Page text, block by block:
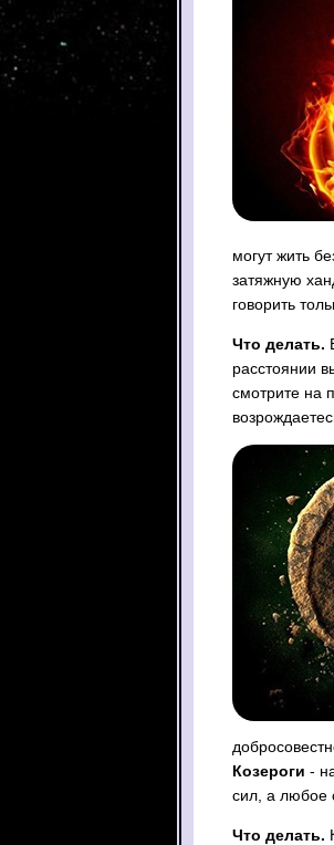
могут жить
затяжную
говорить
Что делать.
расстоянии
смотрите на
Козероги -
сил, а любое
Что делать.